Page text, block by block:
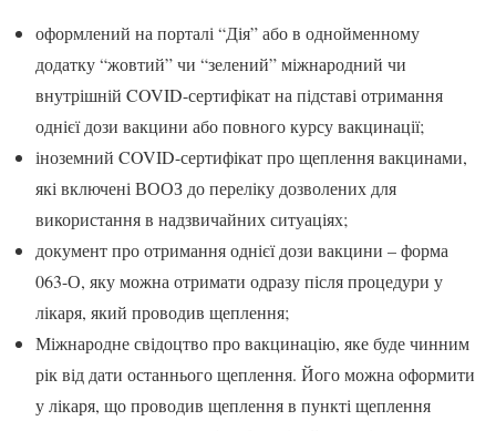
оформлений на порталі “Дія” або в однойменному
додатку “жовтий” чи “зелений” міжнародний чи
внутрішній COVID-сертифікат на підставі отримання
однієї дози вакцини або повного курсу вакцинації;
іноземний COVID-сертифікат про щеплення вакцинами,
які включені ВООЗ до переліку дозволених для
використання в надзвичайних ситуаціях;
документ про отримання однієї дози вакцини – форма
063-О, яку можна отримати одразу після процедури у
лікаря, який проводив щеплення;
Міжнародне свідоцтво про вакцинацію, яке буде чинним
рік від дати останнього щеплення. Його можна оформити
у лікаря, що проводив щеплення в пункті щеплення